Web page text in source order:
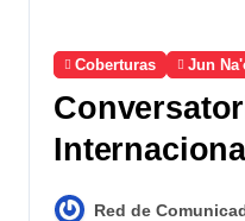
Coberturas Jun
Reflexiones
Red de